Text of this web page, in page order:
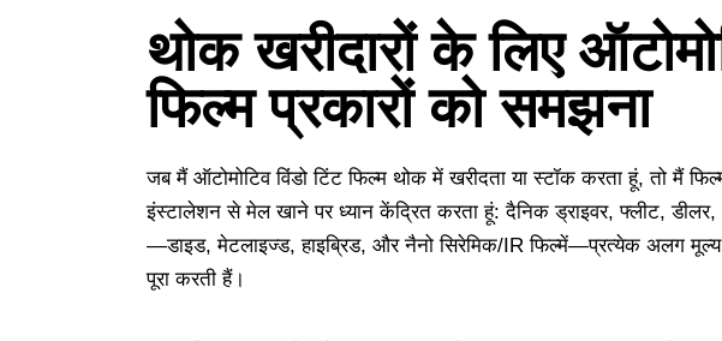
थोक खरीदारों के लिए
फिल्म प्रकारों को समझना
जब मैं ऑटोमोटिव विंडो टिंट फिल्म थोक में खरीदता या स्टॉक करता हूं, तो मैं
इंस्टालेशन से मेल खाने पर ध्यान केंद्रित करता हूं: दैनिक ड्राइवर, फ्लीट,
—डाइड, मेटलाइज्ड, हाइब्रिड, और नैनो सिरेमिक/IR फिल्में—प्रत्येक अलग
पूरा करती हैं।